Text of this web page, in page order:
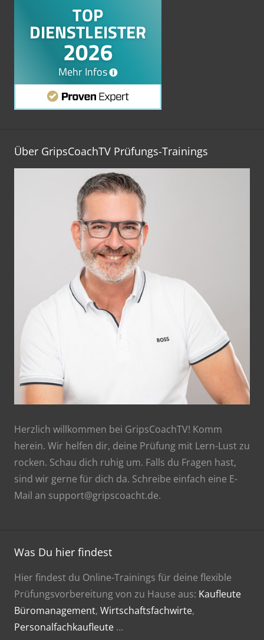
Über GripsCoachTV Prüfungs-Trainings
Herzlich willkommen bei GripsCoachTV! Komm
herein. Wir helfen dir, deine Prüfung mit Lern-Lust zu
rocken. Schau dich ruhig um. Falls du Fragen hast,
sind wir gerne für dich da. Schreibe einfach eine E-
Mail an support@gripscoacht.de.
Was Du hier findest
Hier findest du Online-Trainings für deine flexible
Prüfungsvorbereitung von zu Hause aus: Kaufleute
Büromanagement, Wirtschaftsfachwirte,
Personalfachkaufleute …